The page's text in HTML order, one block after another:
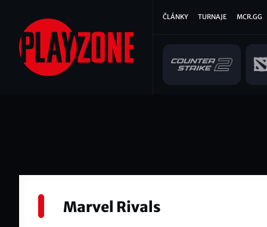
hlavnímu
obsahu
Hlavní
ČLÁNKY TURNAJE MCR.GG
Marvel Rivals